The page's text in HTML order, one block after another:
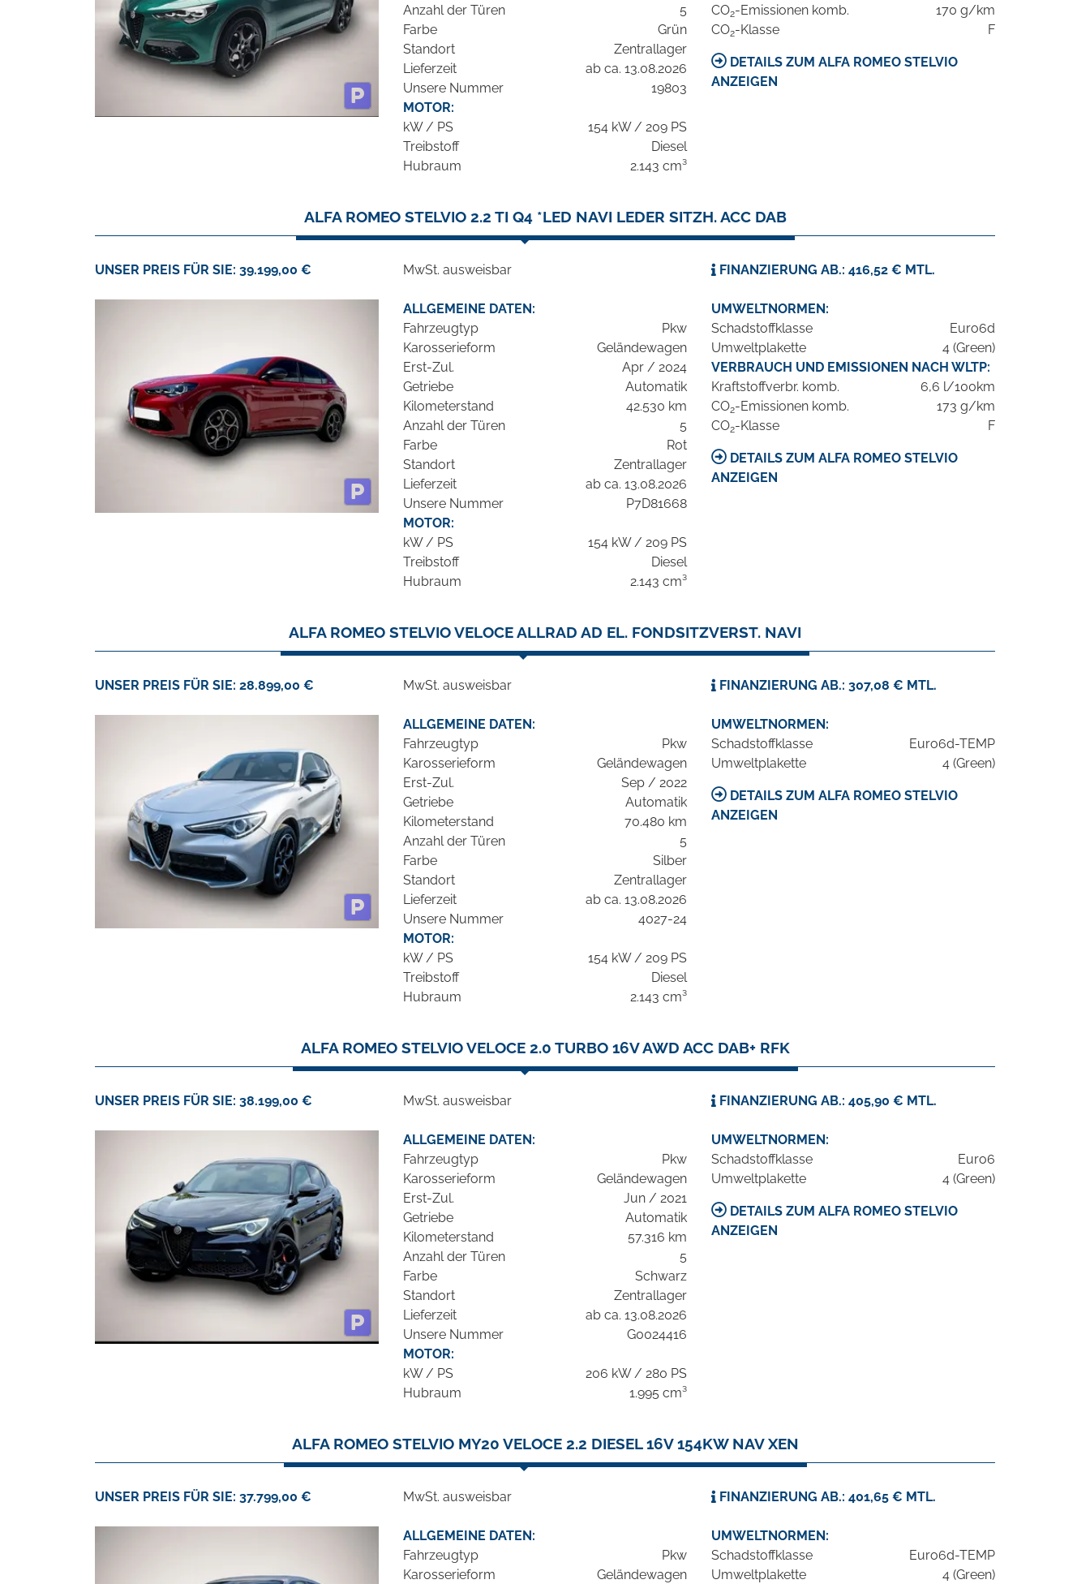
Anzahl der Türen
5
Farbe
Grün
Standort
Zentrallager
Lieferzeit
ab ca. 13.08.2026
Unsere Nummer
19803
MOTOR:
kW / PS
154 kW / 209 PS
Treibstoff
Diesel
Hubraum
2.143 cm³
CO2-Emissionen komb.
170 g/km
CO2-Klasse F
DETAILS ZUM ALFA ROMEO STELVIO
ANZEIGEN
ALFA ROMEO STELVIO 2.2 TI Q4 *LED NAVI LEDER SITZH. ACC DAB
UNSER PREIS FÜR SIE: 39.199,00 € MwSt. ausweisbar FINANZIERUNG AB.: 416,52 € MTL.
ALLGEMEINE DATEN:
Fahrzeugtyp
Pkw
Karosserieform
Geländewagen
Erst-Zul.
Apr / 2024
Getriebe
Automatik
Kilometerstand
42.530 km
Anzahl der Türen
5
Farbe
Rot
Standort
Zentrallager
Lieferzeit
ab ca. 13.08.2026
Unsere Nummer
P7D81668
MOTOR:
kW / PS
154 kW / 209 PS
Treibstoff
Diesel
Hubraum
2.143 cm³
UMWELTNORMEN:
Schadstoffklasse
Euro6d
Umweltplakette
4 (Green)
VERBRAUCH UND EMISSIONEN NACH WLTP:
Kraftstoffverbr. komb.
6,6 l/100km
CO2-Emissionen komb.
173 g/km
CO2-Klasse F
DETAILS ZUM ALFA ROMEO STELVIO
ANZEIGEN
ALFA ROMEO STELVIO VELOCE ALLRAD AD EL. FONDSITZVERST. NAVI
UNSER PREIS FÜR SIE: 28.899,00 € MwSt. ausweisbar FINANZIERUNG AB.: 307,08 € MTL.
ALLGEMEINE DATEN:
Fahrzeugtyp
Pkw
Karosserieform
Geländewagen
Erst-Zul.
Sep / 2022
Getriebe
Automatik
Kilometerstand
70.480 km
Anzahl der Türen
5
Farbe
Silber
Standort
Zentrallager
Lieferzeit
ab ca. 13.08.2026
Unsere Nummer
4027-24
MOTOR:
kW / PS
154 kW / 209 PS
Treibstoff
Diesel
Hubraum
2.143 cm³
UMWELTNORMEN:
Schadstoffklasse
Euro6d-TEMP
Umweltplakette
4 (Green)
DETAILS ZUM ALFA ROMEO STELVIO
ANZEIGEN
ALFA ROMEO STELVIO VELOCE 2.0 TURBO 16V AWD ACC DAB+ RFK
UNSER PREIS FÜR SIE: 38.199,00 € MwSt. ausweisbar FINANZIERUNG AB.: 405,90 € MTL.
ALLGEMEINE DATEN:
Fahrzeugtyp
Pkw
Karosserieform
Geländewagen
Erst-Zul.
Jun / 2021
Getriebe
Automatik
Kilometerstand
57.316 km
Anzahl der Türen
5
Farbe
Schwarz
Standort
Zentrallager
Lieferzeit
ab ca. 13.08.2026
Unsere Nummer
G0024416
MOTOR:
kW / PS
206 kW / 280 PS
Hubraum
1.995 cm³
UMWELTNORMEN:
Schadstoffklasse
Euro6
Umweltplakette
4 (Green)
DETAILS ZUM ALFA ROMEO STELVIO
ANZEIGEN
ALFA ROMEO STELVIO MY20 VELOCE 2.2 DIESEL 16V 154KW NAV XEN
UNSER PREIS FÜR SIE: 37.799,00 € MwSt. ausweisbar FINANZIERUNG AB.: 401,65 € MTL.
ALLGEMEINE DATEN:
Fahrzeugtyp
Pkw
Karosserieform
Geländewagen
UMWELTNORMEN:
Schadstoffklasse
Euro6d-TEMP
Umweltplakette
4 (Green)